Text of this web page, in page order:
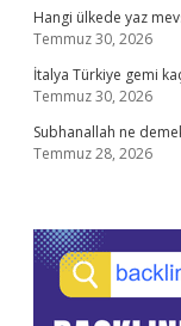
Hangi ülkede yaz
Temmuz 30, 2026
İtalya Türkiye gemi
Temmuz 30, 2026
Subhanallah ne
Temmuz 28, 2026